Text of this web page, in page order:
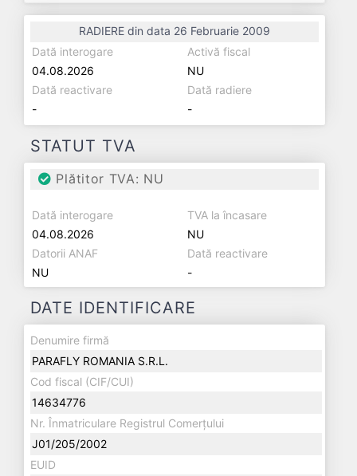
RADIERE din data 26 Februarie 2009
Dată interogare
04.08.2026
Activă fiscal
NU
Dată reactivare
-
Dată radiere
-
STATUT TVA
Plătitor TVA: NU
Dată interogare
04.08.2026
TVA la încasare
NU
Datorii ANAF
NU
Dată reactivare
-
DATE IDENTIFICARE
Denumire firmă
PARAFLY ROMANIA S.R.L.
Cod fiscal (CIF/CUI)
14634776
Nr. Înmatriculare Registrul Comerțului
J01/205/2002
EUID